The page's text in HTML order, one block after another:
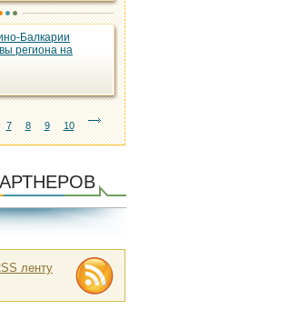
Балкарии
региона на
7 8 9 10
ленту